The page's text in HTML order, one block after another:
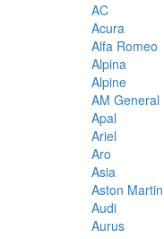
AC
Acura
Alfa Romeo
Alpina
Alpine
AM General
Apal
Ariel
Aro
Asia
Aston Martin
Audi
Aurus